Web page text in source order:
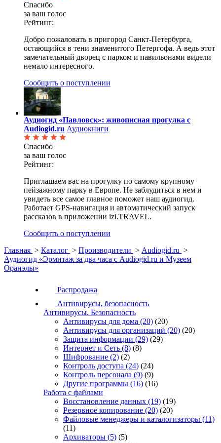
Спасибо
за ваш голос
Рейтинг:
Добро пожаловать в пригород Санкт-Петербурга,
остающийся в тени знаменитого Петергофа. А ведь этот
замечательный дворец с парком и павильонами видели
немало интересного.
Сообщить о поступлении
Аудиогид «Павловск»: живописная прогулка с
Audiogid.ru Аудиокниги
Спасибо
за ваш голос
Рейтинг:
Приглашаем вас на прогулку по самому крупному
пейзажному парку в Европе. Не заблудиться в нем и
увидеть все самое главное поможет наш аудиогид.
Работает GPS-навигация и автоматический запуск
рассказов в приложении izi.TRAVEL.
Сообщить о поступлении
Главная > Каталог > Производители > Audiogid.ru >
Аудиогид «Эрмитаж за два часа с Audiogid.ru и Музеем
Оранэлы»
Распродажа
Антивирусы, безопасность
Антивирусы. Безопасность
Антивирусы для дома (20) (20)
Антивирусы для организаций (20) (20)
Защита информации (29) (29)
Интернет и Сеть (8) (8)
Шифрование (2) (2)
Контроль доступа (24) (24)
Контроль персонала (9) (9)
Другие программы (16) (16)
Работа с файлами
Восстановление данных (19) (19)
Резервное копирование (20) (20)
Файловые менеджеры и каталогизаторы (11)
(11)
Архиваторы (5) (5)